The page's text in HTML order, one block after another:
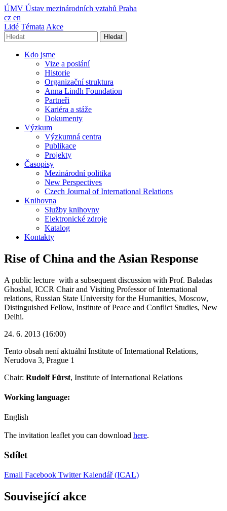
ÚMV Ústav mezinárodních vztahů Praha
cz en
Lidé Témata Akce
Hledat
Kdo jsme
Vize a poslání
Historie
Organizační struktura
Anna Lindh Foundation
Partneři
Kariéra a stáže
Dokumenty
Výzkum
Výzkumná centra
Publikace
Projekty
Časopisy
Mezinárodní politika
New Perspectives
Czech Journal of International Relations
Knihovna
Služby knihovny
Elektronické zdroje
Katalog
Kontakty
Rise of China and the Asian Response
A public lecture with a subsequent discussion with Prof. Baladas
Ghoshal, ICCR Chair and Visiting Professor of International
relations, Russian State University for the Humanities, Moscow,
Distinguished Fellow, Institute of Peace and Conflict Studies, New
Delhi.
24. 6. 2013 (16:00)
Tento obsah není aktuální Institute of International Relations,
Nerudova 3, Prague 1
Chair: Rudolf Fürst, Institute of International Relations
Working language:
English
The invitation leaflet you can download here.
Sdílet
Email Facebook TwitterKalendář (ICAL)
Související akce